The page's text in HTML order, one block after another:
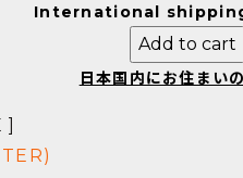
International
Add to cart
日本国内にお住まい
]